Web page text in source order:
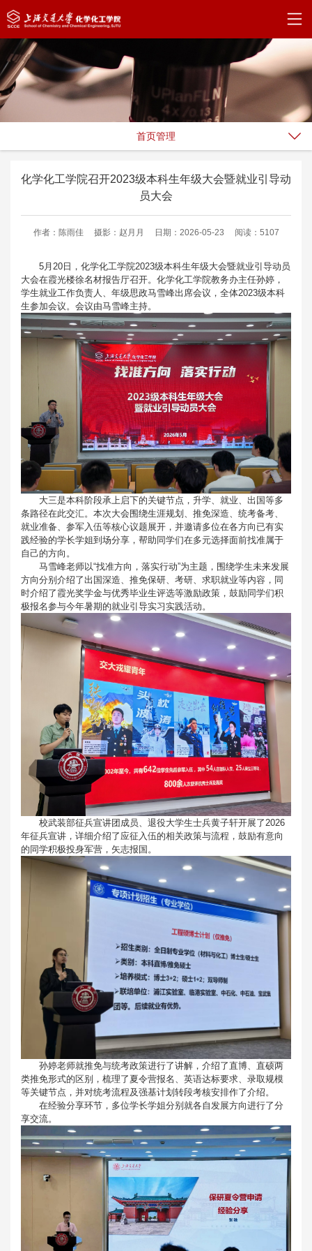
首页管理
化学化工学院召开2023级本科生年级大会暨就业引导动
员大会
作者：陈雨佳 摄影：赵月月 日期：2026-05-23 阅读：5107
5月20日，化学化工学院2023级本科生年级大会暨就业引导动员
大会在霞光楼徐名材报告厅召开。化学化工学院教务办主任孙婷，
学生就业工作负责人、年级思政马雪峰出席会议，全体2023级本科
生参加会议。会议由马雪峰主持。
大三是本科阶段承上启下的关键节点，升学、就业、出国等多
条路径在此交汇。本次大会围绕生涯规划、推免深造、统考备考、
就业准备、参军入伍等核心议题展开，并邀请多位在各方向已有实
践经验的学长学姐到场分享，帮助同学们在多元选择面前找准属于
自己的方向。
马雪峰老师以“找准方向，落实行动”为主题，围绕学生未来发展
方向分别介绍了出国深造、推免保研、考研、求职就业等内容，同
时介绍了霞光奖学金与优秀毕业生评选等激励政策，鼓励同学们积
极报名参与今年暑期的就业引导实习实践活动。
校武装部征兵宣讲团成员、退役大学生士兵黄子轩开展了2026
年征兵宣讲，详细介绍了应征入伍的相关政策与流程，鼓励有意向
的同学积极投身军营，矢志报国。
孙婷老师就推免与统考政策进行了讲解，介绍了直博、直硕两
类推免形式的区别，梳理了夏令营报名、英语达标要求、录取规模
等关键节点，并对统考流程及强基计划转段考核安排作了介绍。
在经验分享环节，多位学长学姐分别就各自发展方向进行了分
享交流。